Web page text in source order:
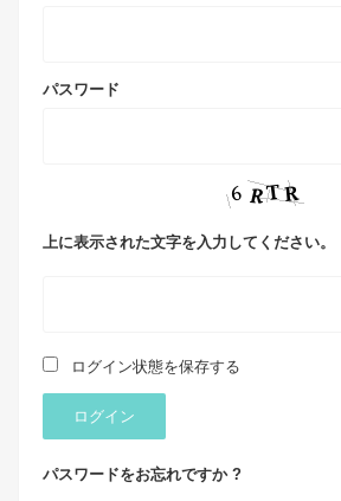
パスワード
上に表示された文字を入力してください。
ログイン状態を保存する
ログイン
パスワードをお忘れですか ?